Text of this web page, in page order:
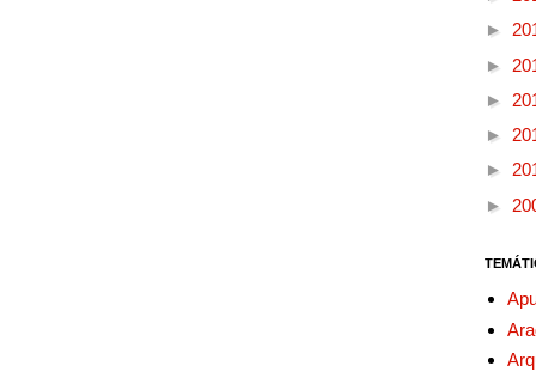
►
►
►
►
►
►